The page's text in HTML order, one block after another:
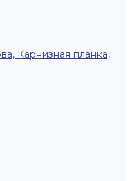
Карнизная планка,